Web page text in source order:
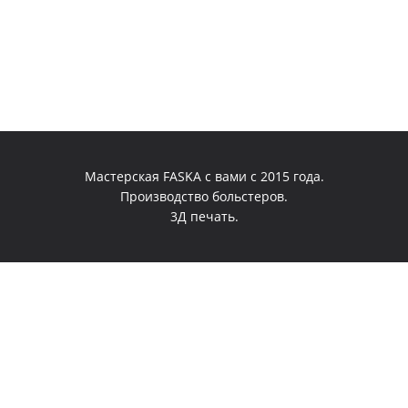
Мастерская FASKA с вами с 2015 года.
Производство больстеров.
3Д печать.